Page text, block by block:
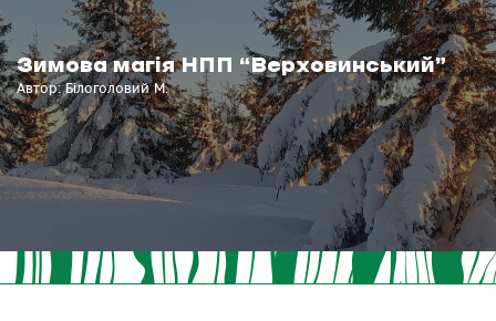
Зимова магія НПП “Верховинський”
Автор: Білоголовий М.